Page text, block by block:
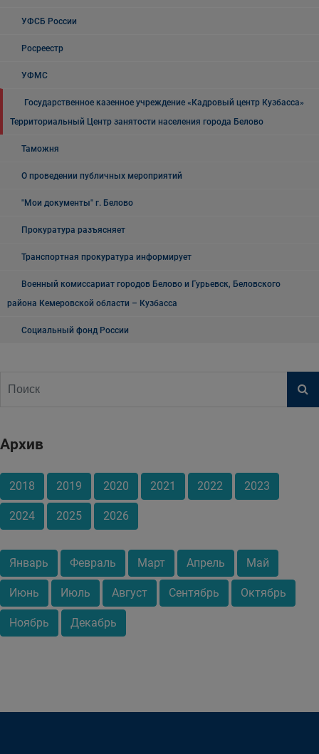
УФСБ России
Росреестр
УФМС
Государственное казенное учреждение «Кадровый центр Кузбасса»
Территориальный Центр занятости населения города Белово
Таможня
О проведении публичных мероприятий
"Мои документы" г. Белово
Прокуратура разъясняет
Транспортная прокуратура информирует
Военный комиссариат городов Белово и Гурьевск, Беловского
района Кемеровской области – Кузбасса
Социальный фонд России
Архив
2018 2019 2020 2021 2022 2023
2024 2025 2026
Январь Февраль Март Апрель Май
Июнь Июль Август Сентябрь Октябрь
Ноябрь Декабрь